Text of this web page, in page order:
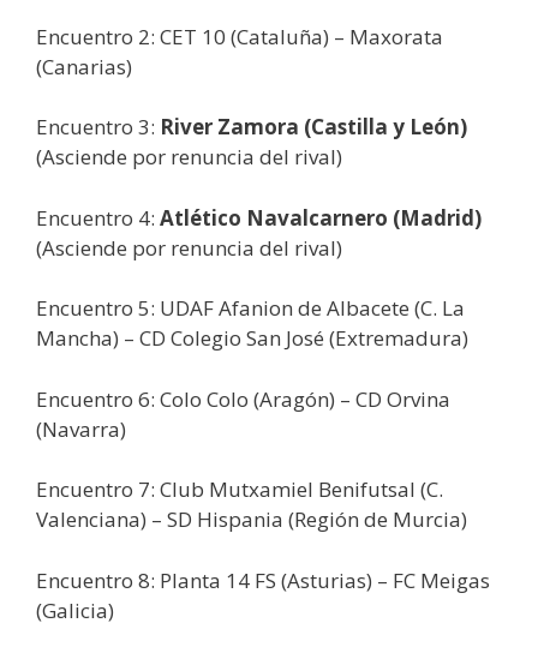
Encuentro 2: CET 10 (Cataluña) – Maxorata
(Canarias)
Encuentro 3: River Zamora (Castilla y León)
(Asciende por renuncia del rival)
Encuentro 4: Atlético Navalcarnero (Madrid)
(Asciende por renuncia del rival)
Encuentro 5: UDAF Afanion de Albacete (C. La
Mancha) – CD Colegio San José (Extremadura)
Encuentro 6: Colo Colo (Aragón) – CD Orvina
(Navarra)
Encuentro 7: Club Mutxamiel Benifutsal (C.
Valenciana) – SD Hispania (Región de Murcia)
Encuentro 8: Planta 14 FS (Asturias) – FC Meigas
(Galicia)